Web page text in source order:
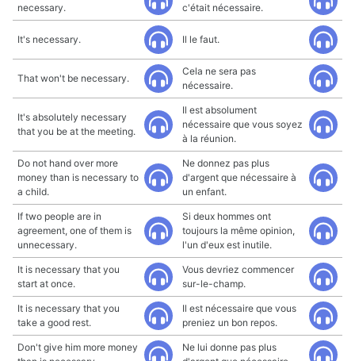
necessary.
c'était nécessaire.
It's necessary. Il le faut.
That won't be necessary.
Cela ne sera pas
nécessaire.
It's absolutely necessary
that you be at the meeting.
Il est absolument
nécessaire que vous soyez
à la réunion.
Do not hand over more
money than is necessary to
a child.
Ne donnez pas plus
d'argent que nécessaire à
un enfant.
If two people are in
agreement, one of them is
unnecessary.
Si deux hommes ont
toujours la même opinion,
l'un d'eux est inutile.
It is necessary that you
start at once.
Vous devriez commencer
sur-le-champ.
It is necessary that you
take a good rest.
Il est nécessaire que vous
preniez un bon repos.
Don't give him more money
Ne lui donne pas plus